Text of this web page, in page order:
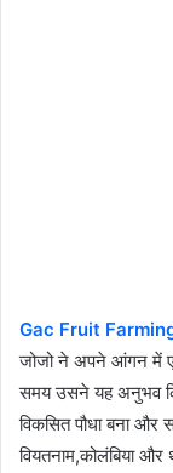
Gac Fruit
जोजो ने अपने आंगन में
समय उसने यह अनुभव
विकसित पौधा बना
वियतनाम,कोलंबिया